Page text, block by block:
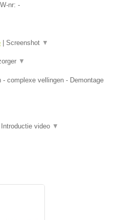
nr: -
Screenshot ▼
▼
- complexe vellingen - Demontage
Introductie video ▼